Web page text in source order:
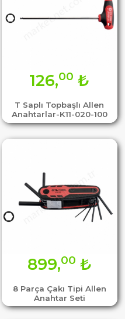
T Saplı Topbaşlı Allen
Anahtarlar-K11-020-100
126,00 ₺
8 Parça Çakı Tipi Allen
Anahtar Seti
899,00 ₺